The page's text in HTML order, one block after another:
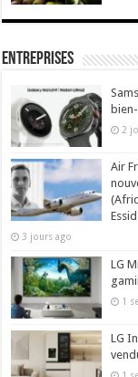
Entreprises
2
Air
3 jours ago
LG
1
LG